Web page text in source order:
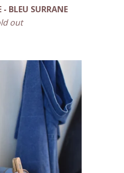
BLEU SURRANE
out